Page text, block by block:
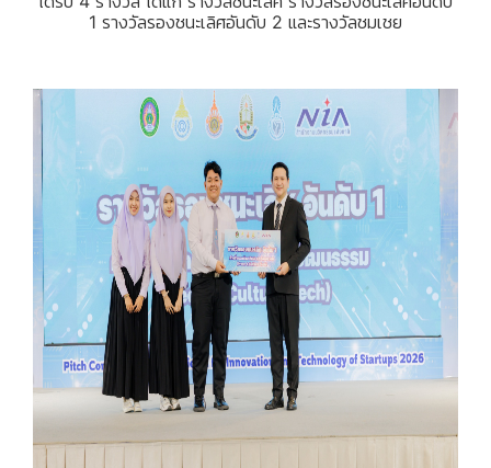
1 รางวัลรองชนะเลิศอันดับ 2 และรางวัลชมเชย